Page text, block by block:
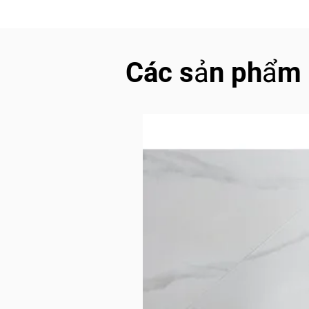
Các sản